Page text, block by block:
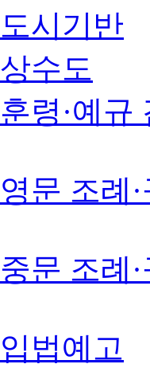
도시기반
상수도
훈령·예규
영문 조례
중문 조례
입법예고